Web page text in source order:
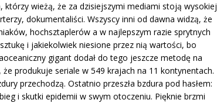
wieżą, że za dzisiejszymi mediami stoją wysokiej
dokumentaliści. Wszyscy inni od dawna widzą, że
hochsztaplerów a w najlepszym razie sprytnych
i jakiekolwiek niesione przez nią wartości, bo
gigant dodał do tego jeszcze metodę na
produkuje seriale w 549 krajach na 11 kontynentach.
przechodzą. Ostatnio przeszła bzdura pod hasłem:
i skutki epidemii w swym otoczeniu. Pięknie brzmi